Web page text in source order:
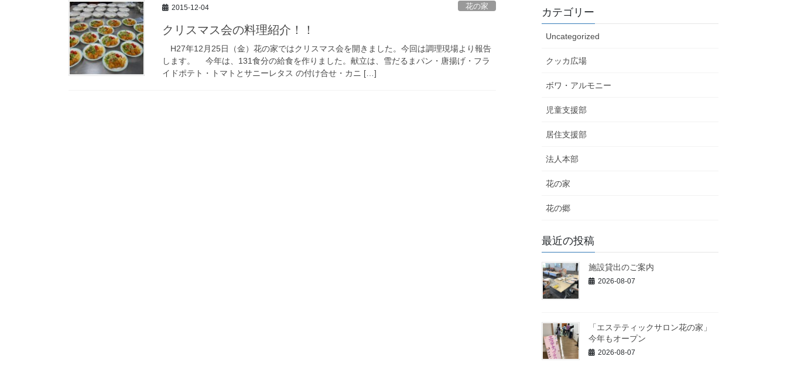
2015-12-04 花の家
クリスマス会の料理紹介！！
H27年12月25日（金）花の家ではクリスマス会を開きました。今回は調理現場より報告
します。 今年は、131食分の給食を作りました。献立は、雪だるまパン・唐揚げ・フラ
イドポテト・トマトとサニーレタス の付け合せ・カニ […]
カテゴリー
Uncategorized
クッカ広場
ボワ・アルモニー
児童支援部
居住支援部
法人本部
花の家
花の郷
最近の投稿
施設貸出のご案内
2026-08-07
「エステティックサロン花の家」
今年もオープン
2026-08-07